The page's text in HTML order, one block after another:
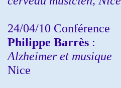
24/04/10 Conférence
Philippe Barrès :
Alzheimer et musique
Nice